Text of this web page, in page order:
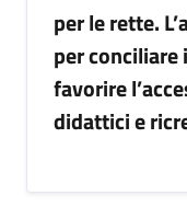
per le rette.
per
favorire
didattici e